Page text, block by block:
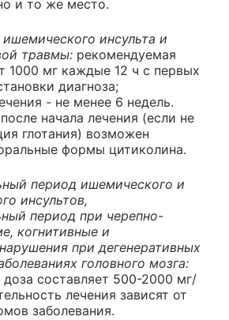
и то же место.
инсульта и
травмы: рекомендуемая
1000 мг каждые 12 ч с первых
диагноза;
- не менее 6 недель.
начала лечения (если не
глотания) возможен
формы цитиколина.
период ишемического и
инсультов,
период при черепно-
когнитивные и
при дегенеративных
головного мозга:
составляет 500-2000 мг/
лечения зависят от
заболевания.